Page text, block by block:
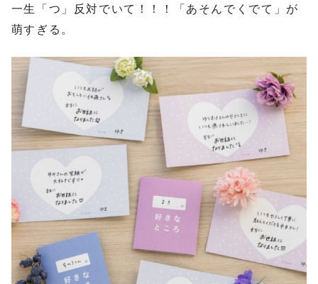
一生「つ」反対でいて！！！「あそんでくでて」が
萌すぎる。